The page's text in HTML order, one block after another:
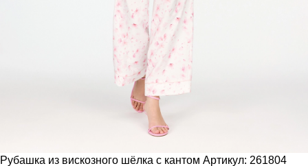
Рубашка из вискозного шёлка с кантом Артикул: 261804